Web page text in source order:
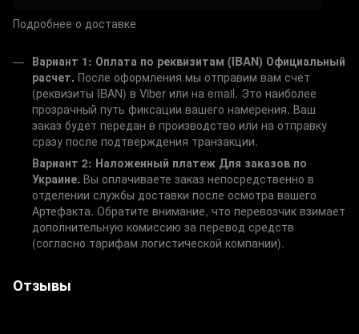
Подробнее о доставке
Вариант 1: Оплата по реквизитам (IBAN) Официальный
расчет. После оформления мы отправим вам счет
(реквизиты IBAN) в Viber или на email. Это наиболее
прозрачный путь фиксации вашего намерения. Ваш
заказ будет передан в производство или на отправку
сразу после подтверждения транзакции.
Вариант 2: Наложенный платеж Для заказов по
Украине. Вы оплачиваете заказ непосредственно в
отделении службы доставки после осмотра вашего
Артефакта. Обратите внимание, что перевозчик взимает
дополнительную комиссию за перевод средств
(согласно тарифам логистической компании).
Отзывы